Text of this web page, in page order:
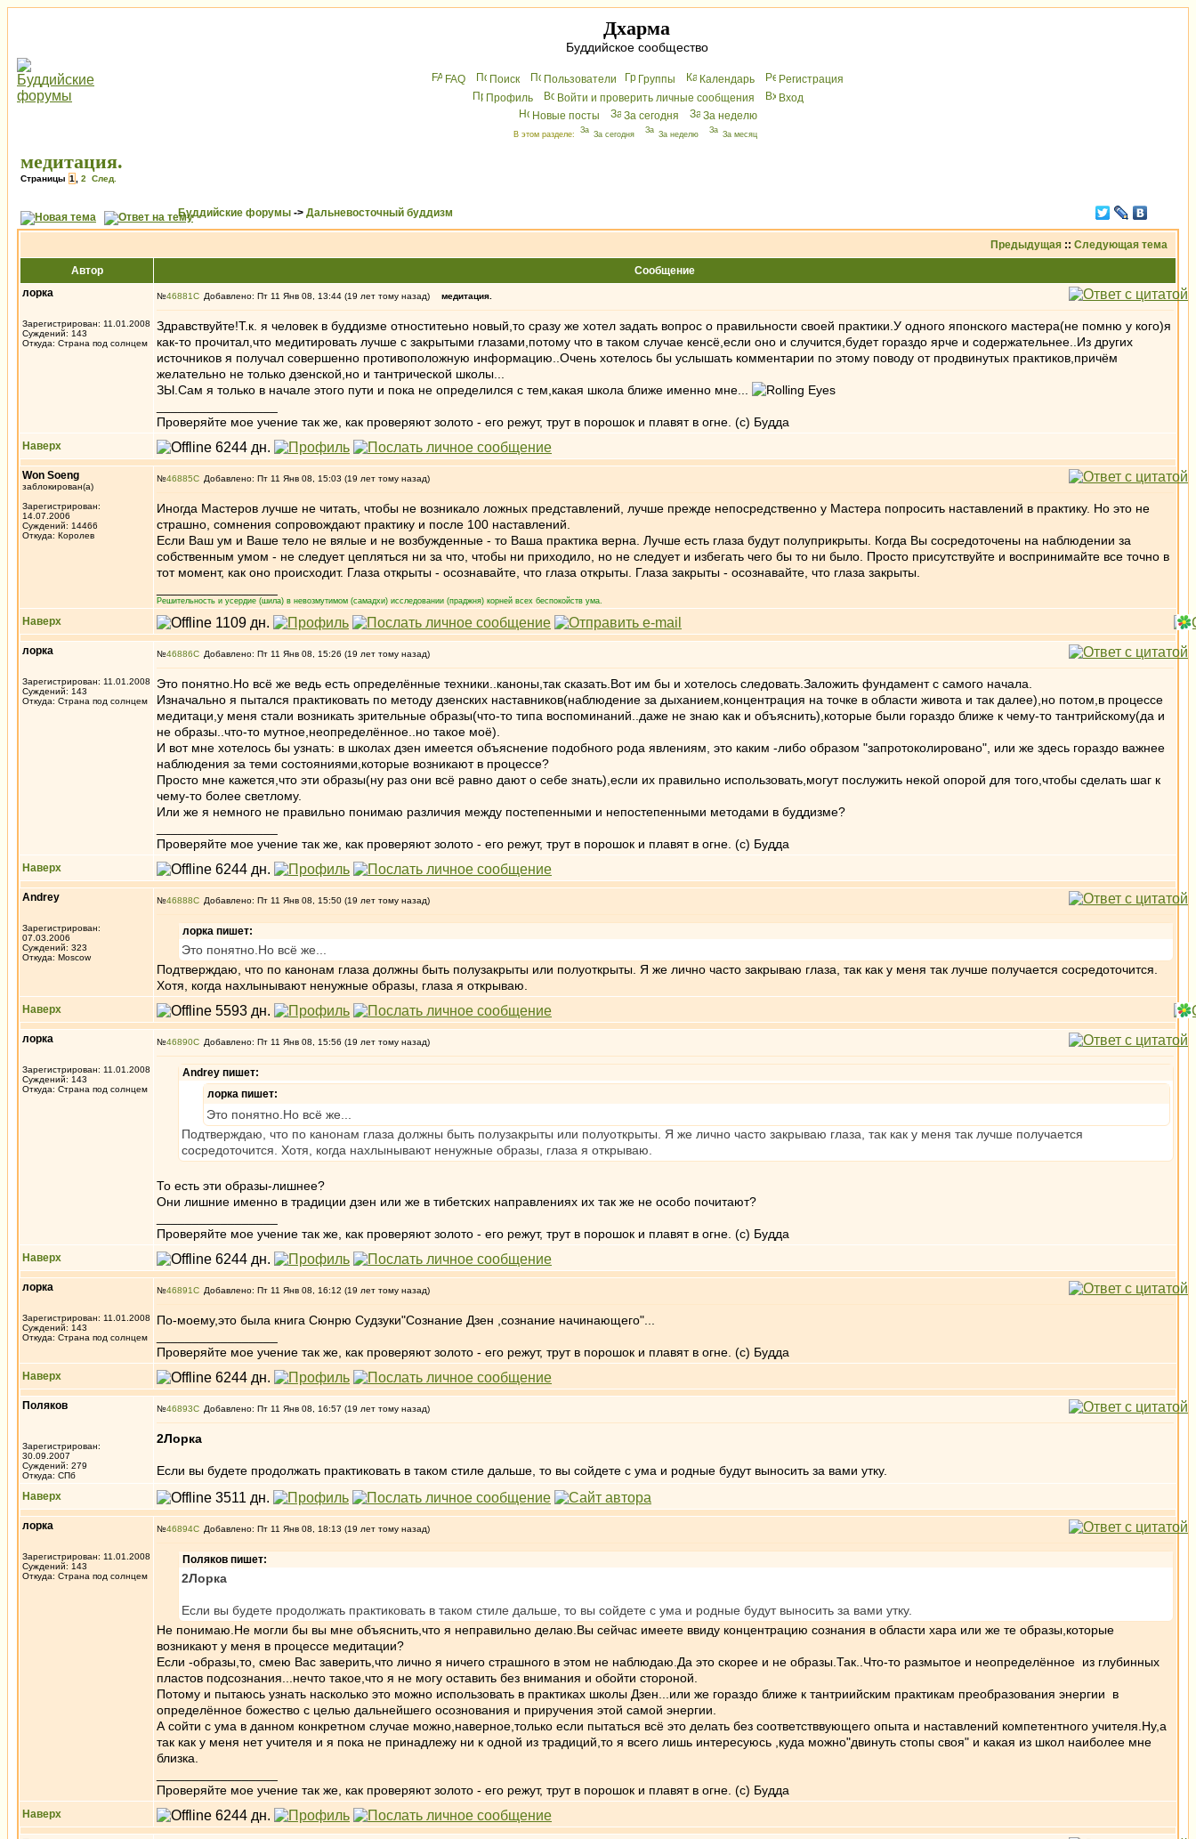
Дхарма
Буддийское сообщество
FAQ Поиск Пользователи Группы Календарь
Peгиcтрaция
Профиль
Войти и проверить личные сообщения
Вхoд
Новые посты
За сегодня За неделю
В этом разделе: За сегодня За неделю За месяц
медитация.
Страницы 1 2 След.
Буддийские форумы -> Дальневосточный буддизм
Предыдущая :: Следующая тема
Автор
Сообщение
лорка
Зарегистрирован: 11.01.2008
Суждений: 143
Откуда: Страна под солнцем
№46881 Добавлено: Пт 11 Янв 08, 13:44 (19 лет тому назад) медитация.
Здравствуйте!Т.к. я человек в буддизме отноститеьно новый,то сразу же хотел задать вопрос о правильности своей практики.У одного японского мастера(не помню у кого)я
как-то прочитал,что медитировать лучше с закрытыми глазами,потому что в таком случае кенсё,если оно и случится,будет гораздо ярче и содержательнее..Из других
источников я получал совершенно противоположную информацию..Очень хотелось бы услышать комментарии по этому поводу от продвинутых практиков,причём
желательно не только дзенской,но и тантрической школы...
ЗЫ.Сам я только в начале этого пути и пока не определился с тем,какая школа ближе именно мне...
Проверяйте мое учение так же, как проверяют золото - его режут, трут в порошок и плавят в огне. (с) Будда
Наверх
Won Soeng
заблокирован(а)
Зарегистрирован:
14.07.2006
Суждений: 14466
Откуда: Королев
№46885 Добавлено: Пт 11 Янв 08, 15:03 (19 лет тому назад)
Иногда Мастеров лучше не читать, чтобы не возникало ложных представлений, лучше прежде непосредственно у Мастера попросить наставлений в практику. Но это не
страшно, сомнения сопровождают практику и после 100 наставлений.
Если Ваш ум и Ваше тело не вялые и не возбужденные - то Ваша практика верна. Лучше есть глаза будут полуприкрыты. Когда Вы сосредоточены на наблюдении за
собственным умом - не следует цепляться ни за что, чтобы ни приходило, но не следует и избегать чего бы то ни было. Просто присутствуйте и воспринимайте все точно в
тот момент, как оно происходит. Глаза открыты - осознавайте, что глаза открыты. Глаза закрыты - осознавайте, что глаза закрыты.
Решительность и усердие (шила) в невозмутимом (самадхи) исследовании (праджня) корней всех беспокойств ума.
Наверх
лорка
Зарегистрирован: 11.01.2008
Суждений: 143
Откуда: Страна под солнцем
№46886 Добавлено: Пт 11 Янв 08, 15:26 (19 лет тому назад)
Это понятно.Но всё же ведь есть определённые техники..каноны,так сказать.Вот им бы и хотелось следовать.Заложить фундамент с самого начала.
Изначально я пытался практиковать по методу дзенских наставников(наблюдение за дыханием,концентрация на точке в области живота и так далее),но потом,в процессе
медитаци,у меня стали возникать зрительные образы(что-то типа воспоминаний..даже не знаю как и объяснить),которые были гораздо ближе к чему-то тантрийскому(да и
не образы..что-то мутное,неопределённое..но такое моё).
И вот мне хотелось бы узнать: в школах дзен имеется объяснение подобного рода явлениям, это каким -либо образом "запротоколировано", или же здесь гораздо важнее
наблюдения за теми состояниями,которые возникают в процессе?
Просто мне кажется,что эти образы(ну раз они всё равно дают о себе знать),если их правильно использовать,могут послужить некой опорой для того,чтобы сделать шаг к
чему-то более светлому.
Или же я немного не правильно понимаю различия между постепенными и непостепенными методами в буддизме?
Проверяйте мое учение так же, как проверяют золото - его режут, трут в порошок и плавят в огне. (с) Будда
Наверх
Andrey
Зарегистрирован:
07.03.2006
Суждений: 323
Откуда: Moscow
№46888 Добавлено: Пт 11 Янв 08, 15:50 (19 лет тому назад)
лорка пишет:
Это понятно.Но всё же...
Подтверждаю, что по канонам глаза должны быть полузакрыты или полуоткрыты. Я же лично часто закрываю глаза, так как у меня так лучше получается сосредоточится.
Хотя, когда нахлынывают ненужные образы, глаза я открываю.
Наверх
лорка
Зарегистрирован: 11.01.2008
Суждений: 143
Откуда: Страна под солнцем
№46890 Добавлено: Пт 11 Янв 08, 15:56 (19 лет тому назад)
Andrey пишет:
лорка пишет:
Это понятно.Но всё же...
Подтверждаю, что по канонам глаза должны быть полузакрыты или полуоткрыты. Я же лично часто закрываю глаза, так как у меня так лучше получается
сосредоточится. Хотя, когда нахлынывают ненужные образы, глаза я открываю.
То есть эти образы-лишнее?
Они лишние именно в традиции дзен или же в тибетских направлениях их так же не особо почитают?
Проверяйте мое учение так же, как проверяют золото - его режут, трут в порошок и плавят в огне. (с) Будда
Наверх
лорка
Зарегистрирован: 11.01.2008
Суждений: 143
Откуда: Страна под солнцем
№46891 Добавлено: Пт 11 Янв 08, 16:12 (19 лет тому назад)
По-моему,это была книга Сюнрю Судзуки"Сознание Дзен ,сознание начинающего"...
Проверяйте мое учение так же, как проверяют золото - его режут, трут в порошок и плавят в огне. (с) Будда
Наверх
Поляков
Зарегистрирован:
30.09.2007
Суждений: 279
Откуда: СПб
№46893 Добавлено: Пт 11 Янв 08, 16:57 (19 лет тому назад)
2Лорка
Если вы будете продолжать практиковать в таком стиле дальше, то вы сойдете с ума и родные будут выносить за вами утку.
Наверх
лорка
Зарегистрирован: 11.01.2008
Суждений: 143
Откуда: Страна под солнцем
№46894 Добавлено: Пт 11 Янв 08, 18:13 (19 лет тому назад)
Поляков пишет:
2Лорка
Если вы будете продолжать практиковать в таком стиле дальше, то вы сойдете с ума и родные будут выносить за вами утку.
Не понимаю.Не могли бы вы мне объяснить,что я неправильно делаю.Вы сейчас имеете ввиду концентрацию сознания в области хара или же те образы,которые
возникают у меня в процессе медитации?
Если -образы,то, смею Вас заверить,что лично я ничего страшного в этом не наблюдаю.Да это скорее и не образы.Так..Что-то размытое и неопределённое из глубинных
пластов подсознания...нечто такое,что я не могу оставить без внимания и обойти стороной.
Потому и пытаюсь узнать насколько это можно использовать в практиках школы Дзен...или же гораздо ближе к тантриийским практикам преобразования энергии в
определённое божество с целью дальнейшего осознования и приручения этой самой энергии.
А сойти с ума в данном конкретном случае можно,наверное,только если пытаться всё это делать без соответстввующего опыта и наставлений компетентного учителя.Ну,а
так как у меня нет учителя и я пока не принадлежу ни к одной из традиций,то я всего лишь интересуюсь ,куда можно"двинуть стопы своя" и какая из школ наиболее мне
близка.
Проверяйте мое учение так же, как проверяют золото - его режут, трут в порошок и плавят в огне. (с) Будда
Наверх